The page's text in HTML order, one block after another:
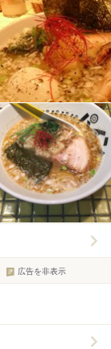
広告を非表示